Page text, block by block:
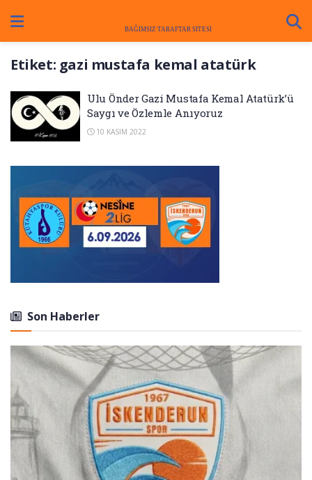
Etiket: gazi mustafa kemal atatürk
Ulu Önder Gazi Mustafa Kemal Atatürk’ü
Saygı ve Özlemle Anıyoruz
10 KASIM 2022
Son Haberler